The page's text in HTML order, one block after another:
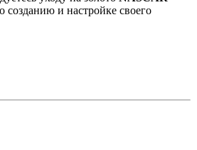
и настройке своего